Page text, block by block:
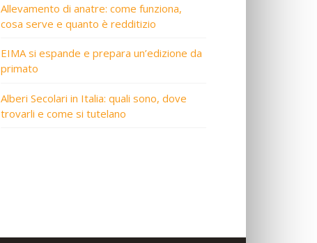
Allevamento di anatre: come funziona,
cosa serve e quanto è redditizio
EIMA si espande e prepara un’edizione da
primato
Alberi Secolari in Italia: quali sono, dove
trovarli e come si tutelano